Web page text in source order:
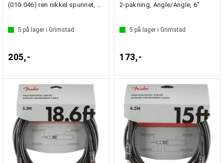
(010-046) ren nikkel spunnet, kule-ende
5 på lager i Grimstad
205,-
2-pakning, Angle/Angle, 6"
5 på lager i Grimstad
173,-